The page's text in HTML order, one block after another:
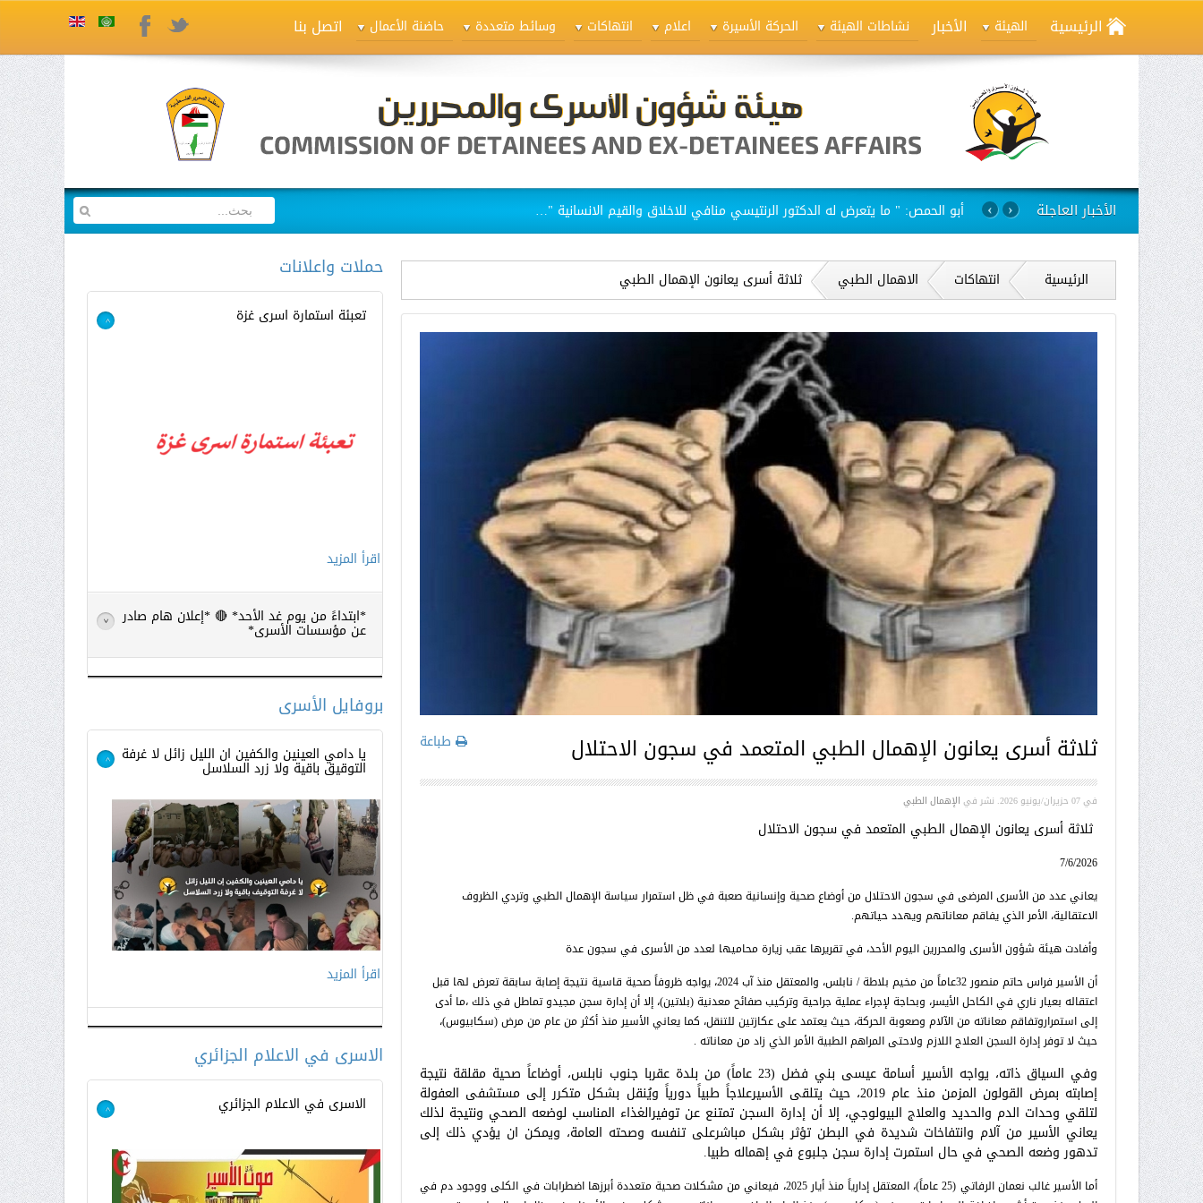
الرئيسية الهيئة الأخبار نشاطات الهيئة الحركة الأسيرة اعلام انتهاكات وسائط متعددة حاضنة الأعمال اتصل بنا FacebookTwitter
الأخبار العاجلة استمرار مسلسل الانتهاكات بحق الاسيرات في سجن "الدامون" › ‹
الرئيسية انتهاكات الاهمال الطبي
ثلاثة أسرى يعانون الإهمال الطبي
المتعمد في سجون الاحتلال
طباعة ثلاثة أسرى يعانون الإهمال الطبي المتعمد في سجون الاحتلال
في07 حزيران/يونيو 2026 . نشر في الإهمال الطبي
ثلاثة أسرى يعانون الإهمال الطبي المتعمد في سجون الاحتلال
7/6/2026
يعاني عدد من الأسرى المرضى في سجون الاحتلال من أوضاع صحية وإنسانية صعبة في ظل استمرار سياسة الإهمال الطبي وتردي الظروف
الاعتقالية، الأمر الذي يفاقم معاناتهم ويهدد حياتهم.
وأفادت هيئة شؤون الأسرى والمحررين اليوم الأحد، في تقريرها عقب زيارة محاميها لعدد من الأسرى في سجون عدة
أن الأسير فراس حاتم منصور 32عاماً من مخيم بلاطة / نابلس، والمعتقل منذ آب 2024، يواجه ظروفاً صحية قاسية نتيجة إصابة سابقة تعرض لها قبل
اعتقاله بعيار ناري في الكاحل الأيسر، وبحاجة لإجراء عملية جراحية وتركيب صفائح معدنية (بلاتين)، إلا أن إدارة سجن مجيدو تماطل في ذلك ،ما أدى
إلى استمراروتفاقم معاناته من الآلام وصعوبة الحركة، حيث يعتمد على عكازتين للتنقل، كما يعاني الأسير منذ أكثر من عام من مرض (سكابيوس)،
حيث لا توفر إدارة السجن العلاج اللازم ولاحتى المراهم الطبية الأمر الذي زاد من معاناته .
وفي السياق ذاته، يواجه الأسير أسامة عيسى بني فضل (23 عاماً) من بلدة عقربا جنوب نابلس، أوضاعاً صحية مقلقة نتيجة
إصابته بمرض القولون المزمن منذ عام 2019، حيث يتلقى الأسيرعلاجاً طبياً دورياً ويُنقل بشكل متكرر إلى مستشفى العفولة
لتلقي وحدات الدم والحديد والعلاج البيولوجي، إلا أن إدارة السجن تمتنع عن توفيرالغذاء المناسب لوضعه الصحي ونتيجة لذلك
يعاني الأسير من آلام وانتفاخات شديدة في البطن تؤثر بشكل مباشرعلى تنفسه وصحته العامة، ويمكن ان يؤدي ذلك إلى
تدهور وضعه الصحي في حال استمرت إدارة سجن جلبوع في إهماله طبيا.
أما الأسير غالب نعمان الرفاتي (25 عاماً)، المعتقل إدارياً منذ أيار 2025، فيعاني من مشكلات صحية متعددة أبرزها اضطرابات في الكلى ووجود دم في
حملات واعلانات
تعبئة استمارة اسرى غزة >
اقرأ المزيد
*ابتداءً من يوم غد الأحد* 🔴 *إعلان هام صادر
عن مؤسسات الأسرى* >
اقرأ المزيد
بروفايل الأسرى
يا دامي العينين والكفين ان الليل زائل لا غرفة
التوقيق باقية ولا زرد السلاسل >
اقرأ المزيد
الاسرى في الاعلام الجزائري
الاسرى في الاعلام الجزائري >